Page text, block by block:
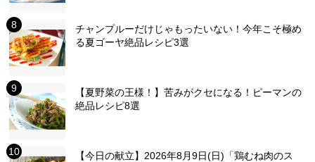
チャンプルーだけじゃもったいない！今年こそ極め
る夏ゴーヤ絶品レシピ3選
【夏野菜の王様！】苦みがクセになる！ピーマンの
絶品レシピ8選
【今日の献立】2026年8月9日(日)「鶏むね肉のス